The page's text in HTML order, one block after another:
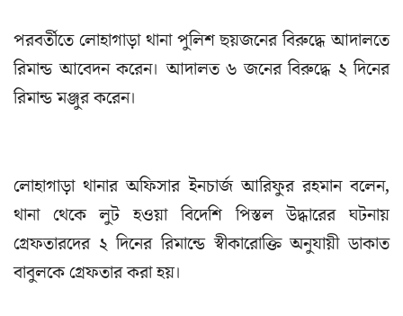
পরবর্তীতে লোহাগাড়া থানা পুলিশ ছয়জনের বিরুদ্ধে আদালতে
রিমান্ড আবেদন করেন। আদালত ৬ জনের বিরুদ্ধে ২ দিনের
রিমান্ড মঞ্জুর করেন।
লোহাগাড়া থানার অফিসার ইনচার্জ আরিফুর রহমান বলেন,
থানা থেকে লুট হওয়া বিদেশি পিস্তল উদ্ধারের ঘটনায়
গ্রেফতারদের ২ দিনের রিমান্ডে স্বীকারোক্তি অনুযায়ী ডাকাত
বাবুলকে গ্রেফতার করা হয়।